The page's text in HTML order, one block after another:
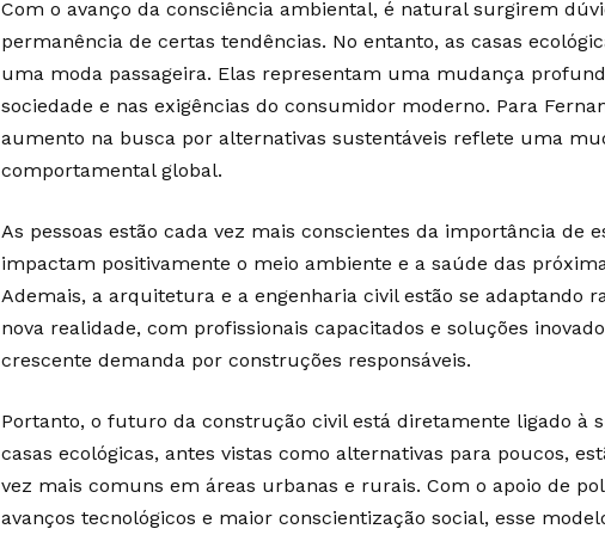
Com o avanço da consciência ambiental, é natural surgirem
permanência de certas tendências. No entanto, as casas
uma moda passageira. Elas representam uma mudança
sociedade e nas exigências do consumidor moderno. Para
aumento na busca por alternativas sustentáveis reflete uma
comportamental global.
As pessoas estão cada vez mais conscientes da importância de
impactam positivamente o meio ambiente e a saúde das
Ademais, a arquitetura e a engenharia civil estão se adaptando
nova realidade, com profissionais capacitados e soluções
crescente demanda por construções responsáveis.
Portanto, o futuro da construção civil está diretamente ligado à
casas ecológicas, antes vistas como alternativas para poucos,
vez mais comuns em áreas urbanas e rurais. Com o apoio de
avanços tecnológicos e maior conscientização social, esse